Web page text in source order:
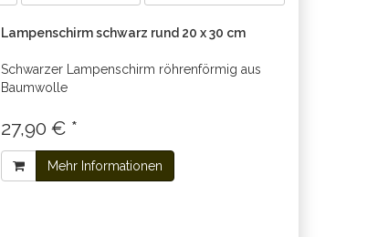
Lampenschirm schwarz rund 20 x 30 cm
Schwarzer Lampenschirm röhrenförmig aus
Baumwolle
27,90 € *
Mehr Informationen